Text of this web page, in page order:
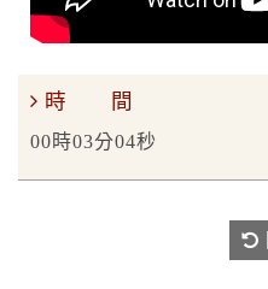
時 間
00時03分04秒